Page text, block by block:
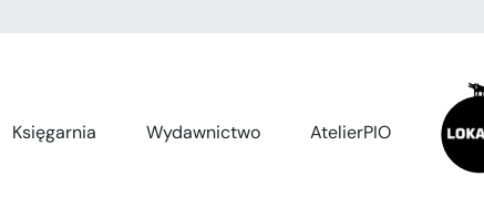
Księgarnia
Wydawnictwo AtelierPIO